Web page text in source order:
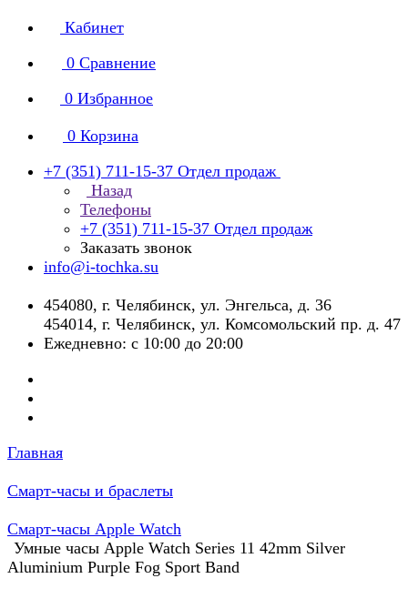
Кабинет
0 Сравнение
0 Избранное
0 Корзина
+7 (351) 711-15-37 Отдел продаж
Назад
Телефоны
+7 (351) 711-15-37 Отдел продаж
Заказать звонок
info@i-tochka.su
​454080, г. Челябинск, ул. Энгельса, д. 36
454014, г. Челябинск, ул. Комсомольский пр. д. 47
Ежедневно: с 10:00 до 20:00
Главная
Смарт-часы и браслеты
Смарт-часы Apple Watch
Умные часы Apple Watch Series 11 42mm Silver
Aluminium Purple Fog Sport Band